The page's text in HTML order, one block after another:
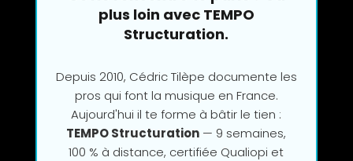
plus loin avec TEMPO
Structuration.
Depuis 2010, Cédric Tilèpe documente les
pros qui font la musique en France.
Aujourd'hui il te forme à bâtir le tien :
TEMPO Structuration — 9 semaines,
100 % à distance, certifiée Qualiopi et